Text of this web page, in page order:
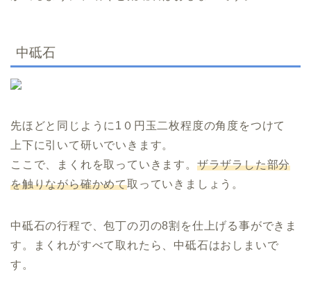
中砥石
先ほどと同じように1０円玉二枚程度の角度をつけて
上下に引いて研いでいきます。
ここで、まくれを取っていきます。 ザラザラした部分
を触りながら確かめて取っていきましょう。
中砥石の行程で、包丁の刃の8割を仕上げる事ができま
す。まくれがすべて取れたら、中砥石はおしまいで
す。